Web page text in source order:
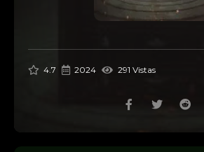
4.7 2024 291 Vistas